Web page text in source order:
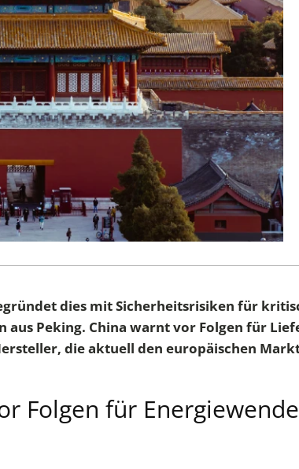
dies mit Sicherheitsrisiken für
Peking. China warnt vor Folgen für
die aktuell den europäischen
Folgen für